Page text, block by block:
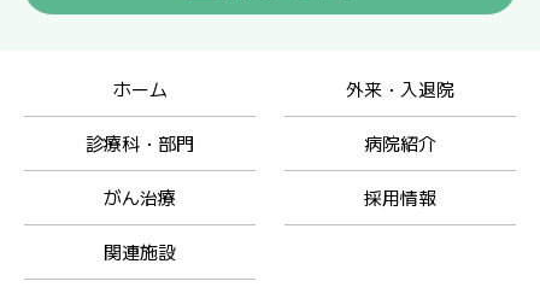
ホーム 外来・入退院
診療科・部門 病院紹介
がん治療 採用情報
関連施設